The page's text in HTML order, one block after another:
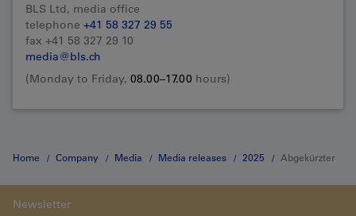
BLS Ltd, media office
telephone +41 58 327 29 55
fax +41 58 327 29 10
media@bls.ch
(Monday to Friday, 08.00–17.00 hours)
Home Company Media Media releases 2025 Abgekürzter